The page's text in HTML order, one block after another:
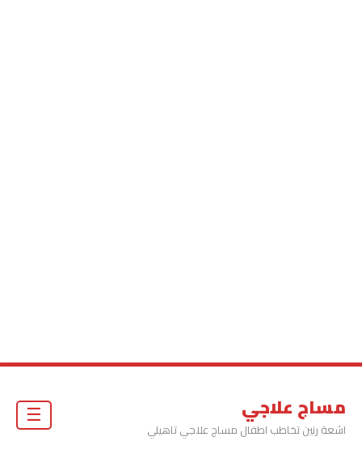
مساج علاجي
اشعة رنين تخاطب اطفال مساج علاجي تاهيلي